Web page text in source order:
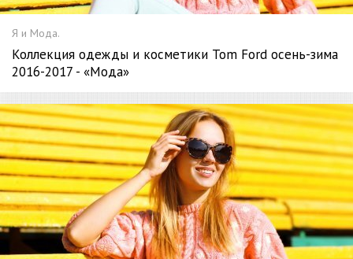
Я и Мода.
Коллекция одежды и косметики Tom Ford осень-зима
2016-2017 - «Мода»